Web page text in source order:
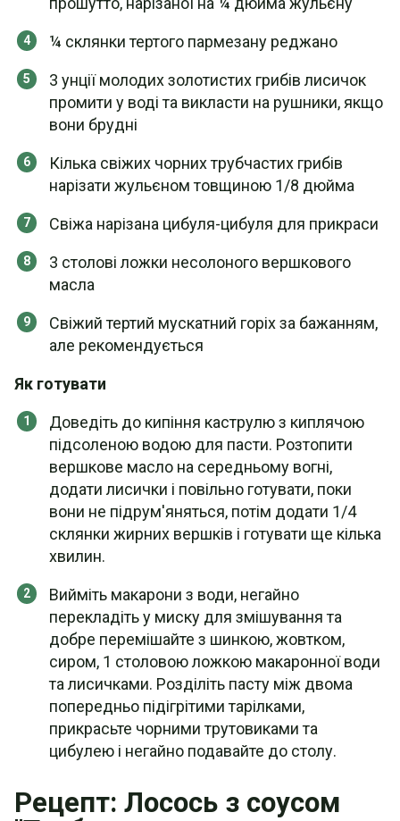
¼ склянки тертого пармезану реджано
3 унції молодих золотистих грибів лисичок
промити у воді та викласти на рушники, якщо
вони брудні
Кілька свіжих чорних трубчастих грибів
нарізати жульєном товщиною 1/8 дюйма
Свіжа нарізана цибуля-цибуля для прикраси
3 столові ложки несолоного вершкового
масла
Свіжий тертий мускатний горіх за бажанням,
але рекомендується
Як готувати
Доведіть до кипіння каструлю з киплячою
підсоленою водою для пасти. Розтопити
вершкове масло на середньому вогні,
додати лисички і повільно готувати, поки
вони не підрум'яняться, потім додати 1/4
склянки жирних вершків і готувати ще кілька
хвилин.
Вийміть макарони з води, негайно
перекладіть у миску для змішування та
добре перемішайте з шинкою, жовтком,
сиром, 1 столовою ложкою макаронної води
та лисичками. Розділіть пасту між двома
попередньо підігрітими тарілками,
прикрасьте чорними трутовиками та
цибулею і негайно подавайте до столу.
Рецепт: Лосось з соусом